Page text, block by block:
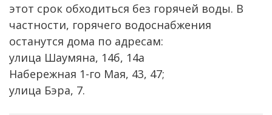
этот срок обходиться без горячей воды. В
частности, горячего водоснабжения
останутся дома по адресам:
улица Шаумяна, 14б, 14а
Набережная 1-го Мая, 43, 47;
улица Бэра, 7.